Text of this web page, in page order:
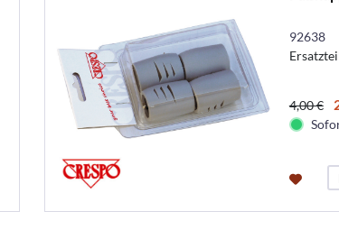
92638
4,00 €